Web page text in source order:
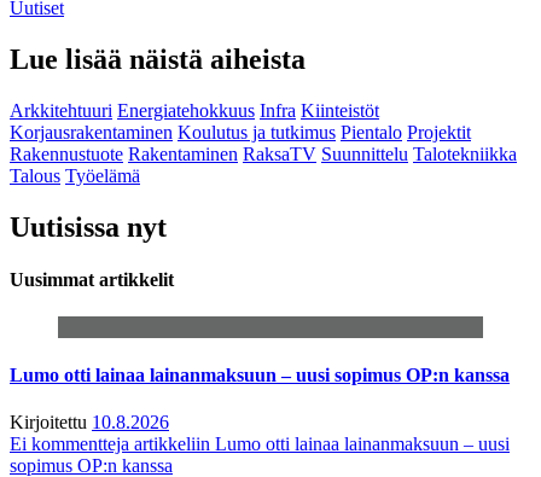
Uutiset
Lue lisää näistä aiheista
Arkkitehtuuri Energiatehokkuus Infra Kiinteistöt
Korjausrakentaminen Koulutus ja tutkimus Pientalo Projektit
Rakennustuote Rakentaminen RaksaTV Suunnittelu Talotekniikka
Talous Työelämä
Uutisissa nyt
Uusimmat artikkelit
Lumo otti lainaa lainanmaksuun – uusi sopimus OP:n kanssa
Kirjoitettu 10.8.2026
Ei kommentteja artikkeliin Lumo otti lainaa lainanmaksuun – uusi
sopimus OP:n kanssa